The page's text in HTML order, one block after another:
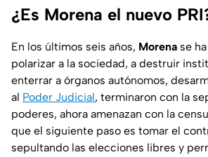
¿Es Morena el nuevo
En los últimos seis años, Morena se
polarizar a la sociedad, a destruir
enterrar a órganos autónomos,
al Poder Judicial, terminaron con la
poderes, ahora amenazan con la
que el siguiente paso es tomar el
sepultando las elecciones libres y